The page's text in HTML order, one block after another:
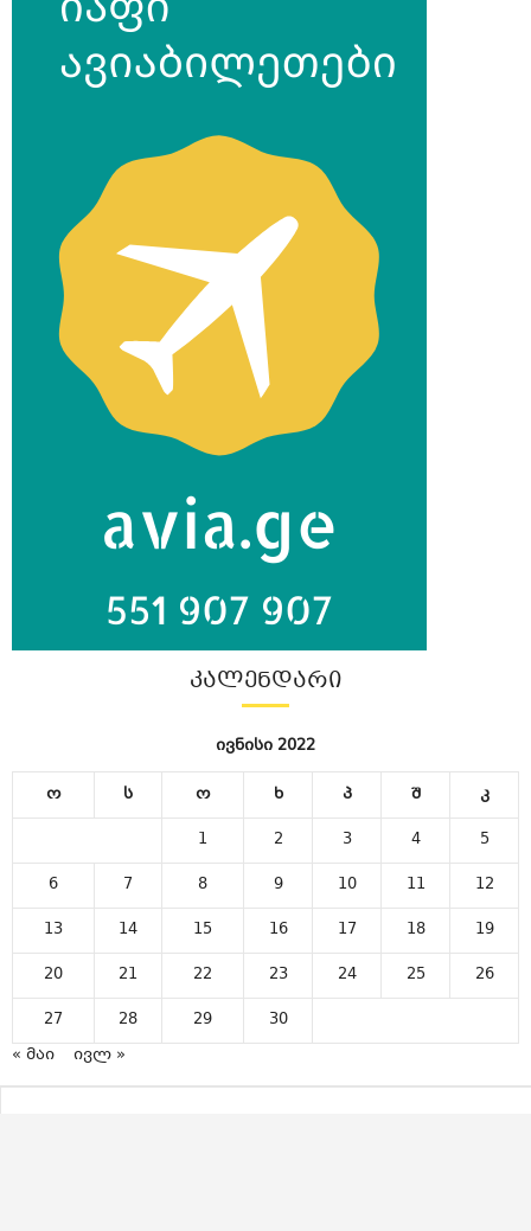
ᲙᲐᲚᲔᲜᲓᲐᲠᲘ
ივნისი 2022
ო ს ო ხ პ შ
კ
1
2 3 4
5
6
7 8 9 10 11
12
13
14 15 16 17 18
19
20
21 22 23 24 25
26
27
28 29
30
« მაი
ივლ »